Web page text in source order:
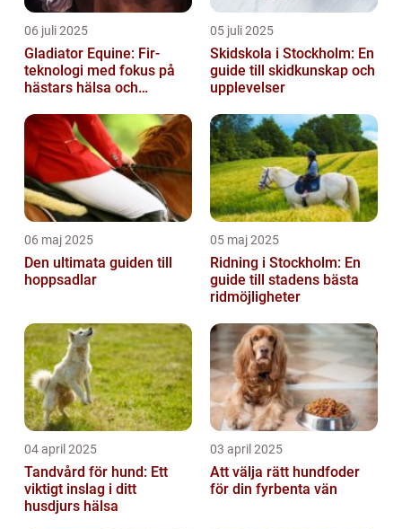
06 juli 2025
Gladiator Equine: Fir-
teknologi med fokus på
hästars hälsa och
05 juli 2025
Skidskola i Stockholm: En
guide till skidkunskap och
upplevelser
06 maj 2025
Den ultimata guiden till
hoppsadlar
05 maj 2025
Ridning i Stockholm: En
guide till stadens bästa
ridmöjligheter
04 april 2025
Tandvård för hund: Ett
viktigt inslag i ditt
husdjurs hälsa
03 april 2025
Att välja rätt hundfoder
för din fyrbenta vän